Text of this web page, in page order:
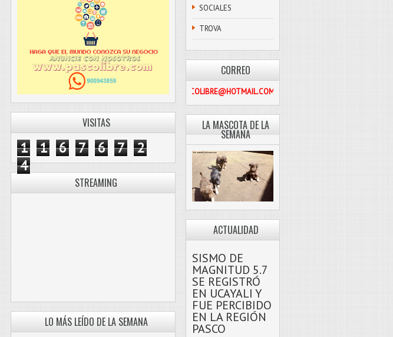
VISITAS
1 1 6 7 6 7
2
4
STREAMING
LO MÁS LEÍDO DE LA SEMANA
SOCIALES
TROVA
CORREO
PASCOLIBRE@HOTMAIL.COM
LA MASCOTA DE LA
SEMANA
ACTUALIDAD
SISMO DE
MAGNITUD 5.7
SE REGISTRÓ
EN UCAYALI Y
FUE PERCIBIDO
EN LA REGIÓN
PASCO